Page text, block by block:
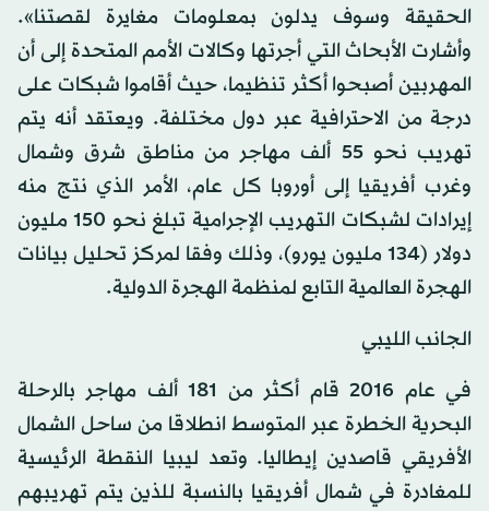
الحقيقة وسوف يدلون بمعلومات مغايرة لقصتنا».
وأشارت الأبحاث التي أجرتها وكالات الأمم المتحدة إلى أن
المهربين أصبحوا أكثر تنظيما، حيث أقاموا شبكات على
درجة من الاحترافية عبر دول مختلفة. ويعتقد أنه يتم
تهريب نحو 55 ألف مهاجر من مناطق شرق وشمال
وغرب أفريقيا إلى أوروبا كل عام، الأمر الذي نتج منه
إيرادات لشبكات التهريب الإجرامية تبلغ نحو 150 مليون
دولار (134 مليون يورو)، وذلك وفقا لمركز تحليل بيانات
الهجرة العالمية التابع لمنظمة الهجرة الدولية.
الجانب الليبي
في عام 2016 قام أكثر من 181 ألف مهاجر بالرحلة
البحرية الخطرة عبر المتوسط انطلاقا من ساحل الشمال
الأفريقي قاصدين إيطاليا. وتعد ليبيا النقطة الرئيسية
للمغادرة في شمال أفريقيا بالنسبة للذين يتم تهريبهم